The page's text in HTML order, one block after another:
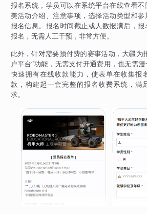
报名系统，学员可以在系统平台在线查看
美活动介绍、注意事项，选择活动类型和
报名信息。报名时间截止或人数报满后，
报名，无需人工干预，非常方便。
此外，针对需要预付费的赛事活动，大疆为
户平台”功能，无需支付开通费用，也无需
快速拥有在线收款能力，使表单在收集报
款，构建起一套完整的报名收费系统，满
求。